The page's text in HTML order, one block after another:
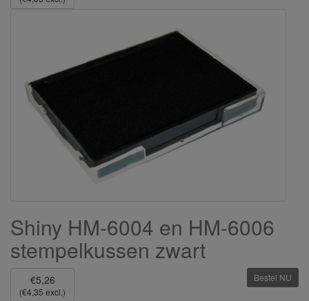
Shiny HM-6004 en HM-6006
stempelkussen zwart
€5,26
(€4,35 excl.)
Bestel NU